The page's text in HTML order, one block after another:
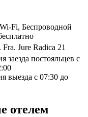
Fi, Беспроводной
Fra. Jure Radica 21
заезда постояльцев с
выезда с 07:30 до
отелем